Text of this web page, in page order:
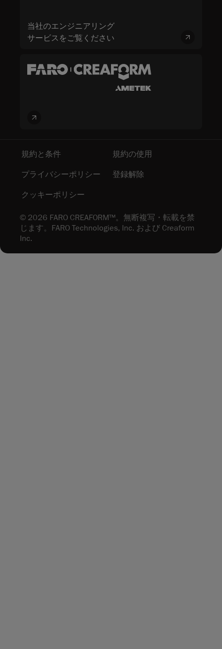
当社のエンジニアリング
サービスをご覧ください
© 2026 FARO CREAFORM™。無断複写・転載を禁
じます。FARO Technologies, Inc. および Creaform
Inc.
規約と条件 規約の使用
プライバシーポリシー 登録解除
クッキーポリシー